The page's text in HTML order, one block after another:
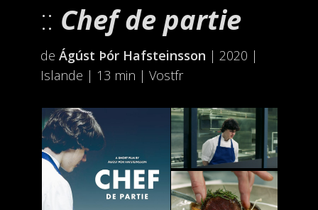
Chef de partie
de Ágúst Þór Hafsteinsson | 2020 |
Islande | 13 min | Vostfr